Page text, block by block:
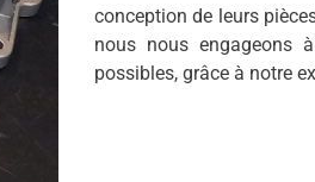
conception de leurs
nous nous engageons
possibles, grâce à notre